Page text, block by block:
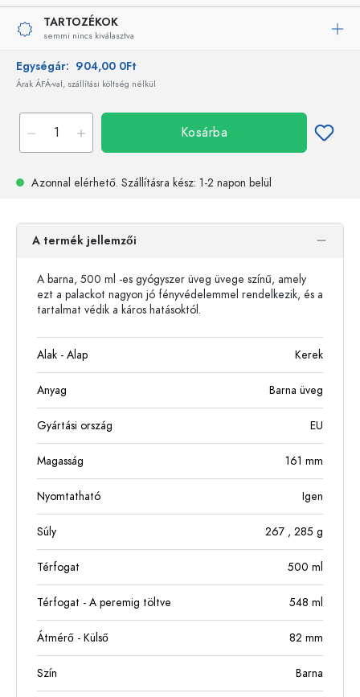
TARTOZÉKOK
semmi nincs kiválasztva
Egységár: 904,00 0Ft
Árak ÁFÁ-val, szállítási költség nélkül
Kosárba
Azonnal elérhető. Szállításra kész: 1-2 napon belül
A termék jellemzői
A barna, 500 ml -es gyógyszer üveg üvege színű, amely
ezt a palackot nagyon jó fényvédelemmel rendelkezik, és a
tartalmat védik a káros hatásoktól.
Alak - Alap Kerek
Anyag Barna üveg
Gyártási ország EU
Magasság 161 mm
Nyomtatható Igen
Súly 267 , 285 g
Térfogat 500 ml
Térfogat - A peremig töltve 548 ml
Átmérő - Külső 82 mm
Szín Barna